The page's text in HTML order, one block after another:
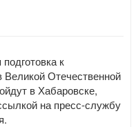
к
Отечественной
в Хабаровске,
на пресс-службу